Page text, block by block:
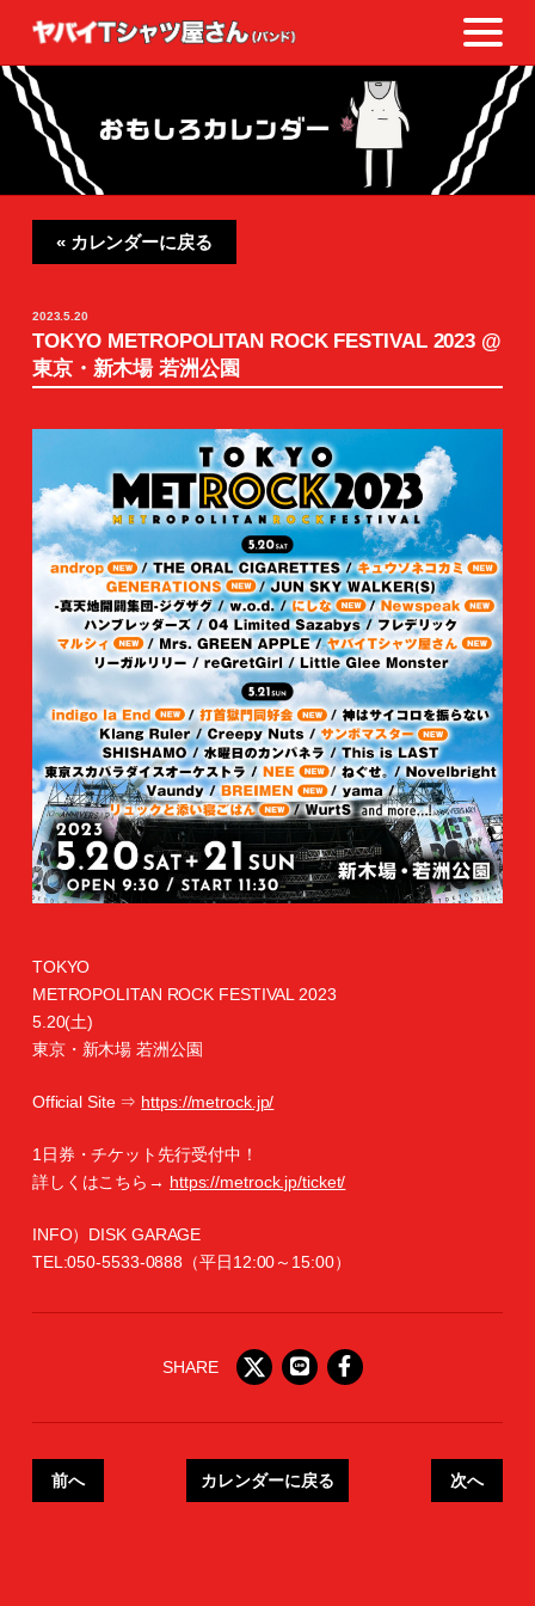
« カレンダーに戻る
2023.5.20
TOKYO METROPOLITAN ROCK FESTIVAL 2023 @
東京・新木場 若洲公園
TOKYO
METROPOLITAN ROCK FESTIVAL 2023
5.20(土)
東京・新木場 若洲公園
Official Site ⇒ https://metrock.jp/
1日券・チケット先行受付中！
詳しくはこちら→ https://metrock.jp/ticket/
INFO）DISK GARAGE
TEL:050-5533-0888（平日12:00～15:00）
SHARE
前へ カレンダーに戻る 次へ